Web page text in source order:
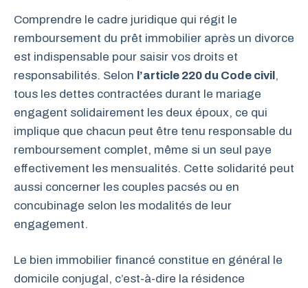
Comprendre le cadre juridique qui régit le
remboursement du prêt immobilier après un divorce
est indispensable pour saisir vos droits et
responsabilités. Selon l’article 220 du Code civil,
tous les dettes contractées durant le mariage
engagent solidairement les deux époux, ce qui
implique que chacun peut être tenu responsable du
remboursement complet, même si un seul paye
effectivement les mensualités. Cette solidarité peut
aussi concerner les couples pacsés ou en
concubinage selon les modalités de leur
engagement.
Le bien immobilier financé constitue en général le
domicile conjugal, c’est-à-dire la résidence